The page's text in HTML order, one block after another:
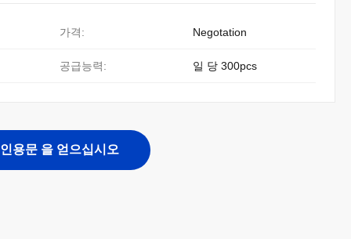
가격: Negotation
공급능력: 일 당 300pcs
인용문 을 얻으십시오